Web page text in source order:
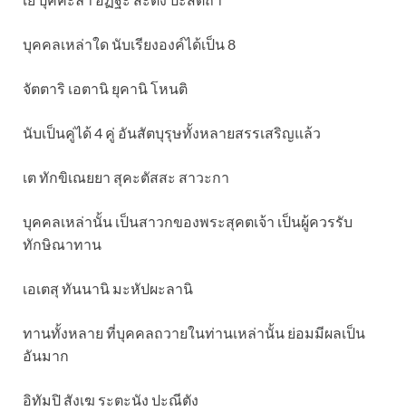
บุคคลเหล่าใด นับเรียงองค์ได้เป็น 8
จัตตาริ เอตานิ ยุคานิ โหนติ
นับเป็นคู่ได้ 4 คู่ อันสัตบุรุษทั้งหลายสรรเสริญแล้ว
เต ทักขิเณยยา สุคะตัสสะ สาวะกา
บุคคลเหล่านั้น เป็นสาวกของพระสุคตเจ้า เป็นผู้ควรรับ
ทักษิณาทาน
เอเตสุ ทันนานิ มะหัปผะลานิ
ทานทั้งหลาย ที่บุคคลถวายในท่านเหล่านั้น ย่อมมีผลเป็น
อันมาก
อิทัมปิ สังเฆ ระตะนัง ปะณีตัง